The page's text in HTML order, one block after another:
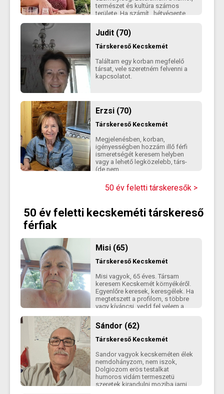
természet és kultúra számos
területe. Ha számít , hétvégente
Judit (70)
Társkereső Kecskemét
Találtam egy korban megfelelő
társat, vele szeretném felvenni a
kapcsolatot.
Erzsi (70)
Társkereső Kecskemét
Megjelenésben, korban,
igényességben hozzám illő férfi
ismeretségét keresem helyben
vagy a lehető legközelebb, társ-
(de nem
50 év feletti társkeresők >
50 év feletti kecskeméti társkereső
férfiak
Misi (65)
Társkereső Kecskemét
Misi vagyok, 65 éves. Társam
keresem Kecskemét környékéről.
Egyenlőre keresek, keresgélek. Ha
megtetszett a profilom, s többre
vagy kíváncsi, vedd fel velem a
Sándor (62)
Társkereső Kecskemét
Sandor vagyok kecskeméten élek
nemdohányzom, nem iszok,
Dolgiozom erös testalkat
humoros vidám termeszetü
szeretek kirandulni moziba jarni